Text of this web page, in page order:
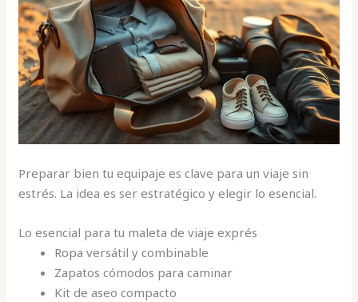
Preparar bien tu equipaje es clave para un viaje sin
estrés. La idea es ser estratégico y elegir lo esencial.
Lo esencial para tu maleta de viaje exprés
Ropa versátil y combinable
Zapatos cómodos para caminar
Kit de aseo compacto